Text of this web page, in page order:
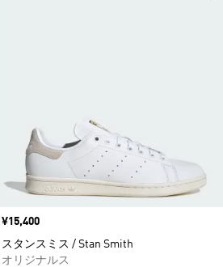
価格
¥15,400
スタンスミス / Stan Smith
オリジナルス